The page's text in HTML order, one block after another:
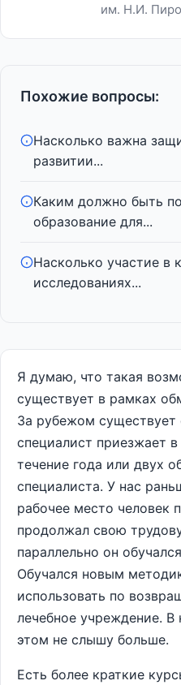
им. Н.И.
Похожие вопросы:
Насколько важна
развитии...
Каким должно быть
образование для...
Насколько участие в
исследованиях...
Я думаю, что такая
существует в рамках
За рубежом существует
специалист приезжает
течение года или двух
специалиста. У нас
рабочее место человек
продолжал свою
параллельно он
Обучался новым
использовать по
лечебное учреждение.
этом не слышу больше.
Есть более краткие